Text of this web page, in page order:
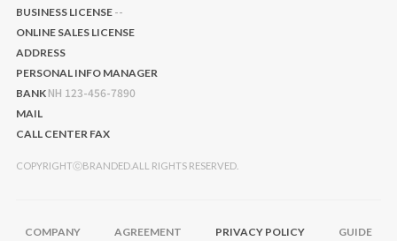
BUSINESS LICENSE --
ONLINE SALES LICENSE
ADDRESS
PERSONAL INFO MANAGER
BANK NH 123-456-7890
MAIL
CALL CENTER FAX
COPYRIGHTⓒBRANDED.ALL RIGHTS RESERVED.
COMPANY AGREEMENT PRIVACY POLICY GUIDE